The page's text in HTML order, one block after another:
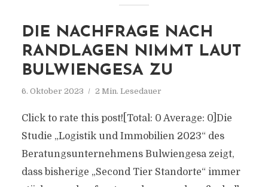
DIE NACHFRAGE NACH
RANDLAGEN NIMMT LAUT
BULWIENGESA ZU
6. Oktober 2023 2 Min. Lesedauer
Click to rate this post![Total: 0 Average: 0]Die
Studie „Logistik und Immobilien 2023“ des
Beratungsunternehmens Bulwiengesa zeigt,
dass bisherige „Second Tier Standorte“ immer